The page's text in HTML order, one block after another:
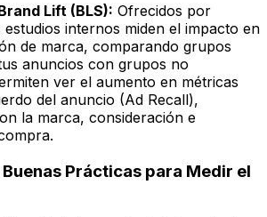
Lift (BLS): Ofrecidos por
estudios internos miden el impacto en
de marca, comparando grupos
anuncios con grupos no
ver el aumento en métricas
del anuncio (Ad Recall),
la marca, consideración e
Prácticas para Medir el